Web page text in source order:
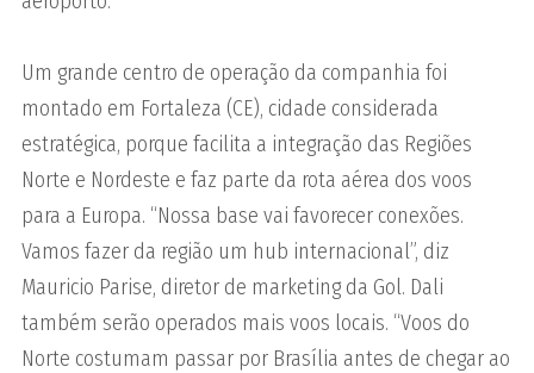
Um grande centro de operação da companhia foi
montado em Fortaleza (CE), cidade considerada
estratégica, porque facilita a integração das Regiões
Norte e Nordeste e faz parte da rota aérea dos voos
para a Europa. “Nossa base vai favorecer conexões.
Vamos fazer da região um hub internacional”, diz
Mauricio Parise, diretor de marketing da Gol. Dali
também serão operados mais voos locais. “Voos do
Norte costumam passar por Brasília antes de chegar ao